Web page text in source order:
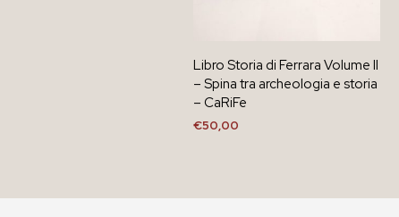
Libro Storia di Ferrara Volume II
– Spina tra archeologia e storia
– CaRiFe
€50,00